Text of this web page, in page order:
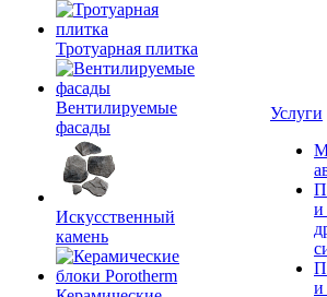
Тротуарная плитка
Вентилируемые
фасады
Искусственный
камень
Услуги
и
и